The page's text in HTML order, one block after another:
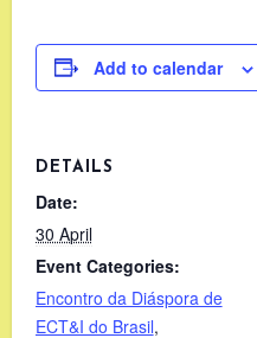
Add to calendar
DETAILS
Date:
30 April
Event Categories:
Encontro da Diáspora de
ECT&I do Brasil,